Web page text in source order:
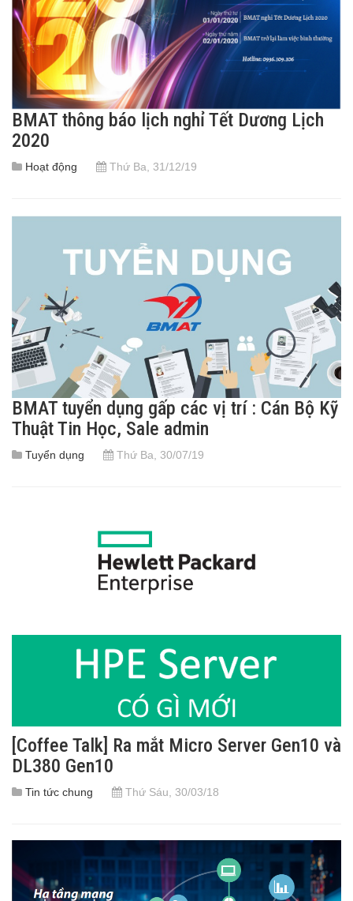
BMAT thông báo lịch nghỉ Tết Dương Lịch
2020
Hoạt động Thứ Ba, 31/12/19
BMAT tuyển dụng gấp các vị trí : Cán Bộ Kỹ
Thuật Tin Học, Sale admin
Tuyển dụng Thứ Ba, 30/07/19
[Coffee Talk] Ra mắt Micro Server Gen10 và
DL380 Gen10
Tin tức chung Thứ Sáu, 30/03/18